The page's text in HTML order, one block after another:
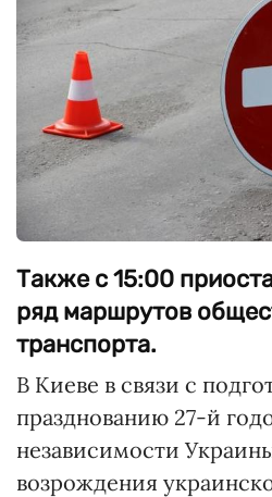
Также с 15:00
ряд маршрутов
транспорта.
В Киеве в связи с
празднованию 27-й
независимости
возрождения